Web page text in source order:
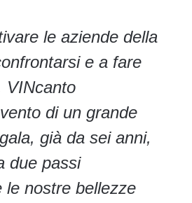
le aziende della
e a fare
VINcanto
di un grande
già da sei anni,
due passi
le nostre bellezze